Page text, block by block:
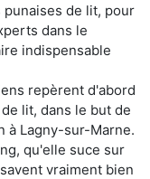
de lit, pour
dans le
indispensable
repèrent d'abord
lit, dans le but de
à Lagny-sur-Marne.
qu'elle suce sur
vraiment bien